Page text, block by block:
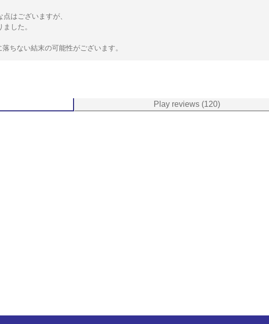
はございますが、
した。
ちない結末の可能性がございます。
Play reviews (120)